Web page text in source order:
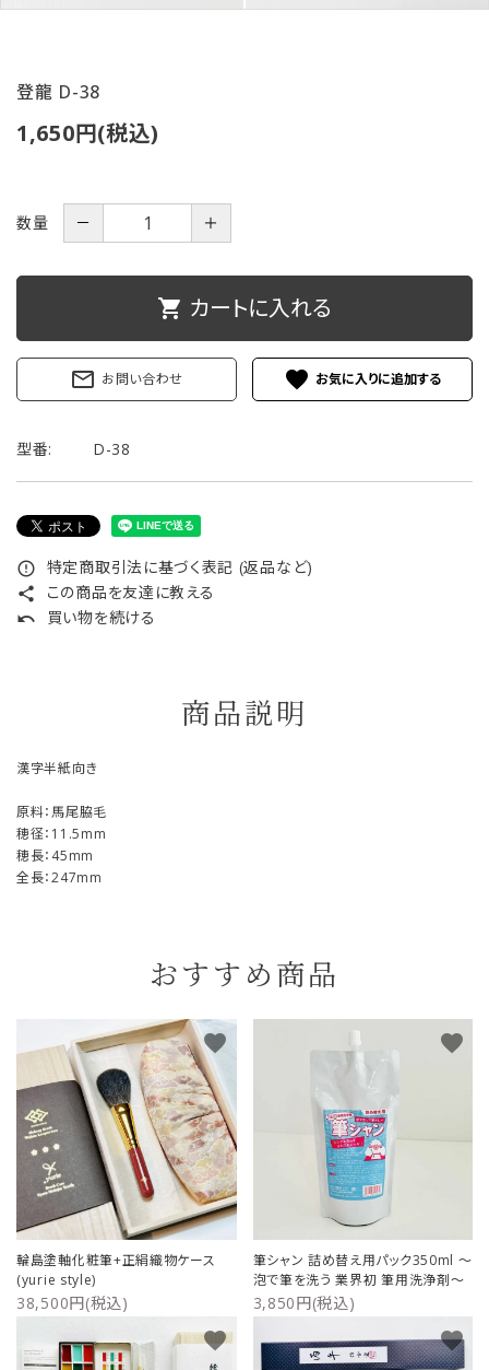
特定商取引法について
登龍 D-38
1,650円(税込)
数量 － ＋
shopping_cart カートに入れる
mail_outline お問い合わせ favorite
型番: D-38
error_outline 特定商取引法に基づく表記 (返品など)
share この商品を友達に教える
undo 買い物を続ける
商品説明
漢字半紙向き
原料：馬尾脇毛
穂径：11.5mm
穂長：45mm
全長：247mm
おすすめ商品
輪島塗軸化粧筆+正絹織物ケース
(yurie style)
38,500円(税込)
favorite
筆シャン 詰め替え用パック350ml ～
泡で筆を洗う 業界初 筆用洗浄剤～
3,850円(税込)
favorite
favorite favorite